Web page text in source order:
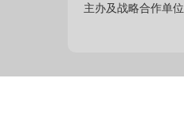
主办及战略合作单位